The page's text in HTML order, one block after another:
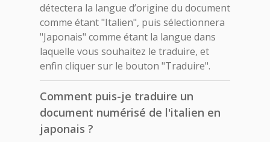
détectera la langue d’origine du document
comme étant "Italien", puis sélectionnera
"Japonais" comme étant la langue dans
laquelle vous souhaitez le traduire, et
enfin cliquer sur le bouton "Traduire".
Comment puis-je traduire un
document numérisé de l'italien en
japonais ?